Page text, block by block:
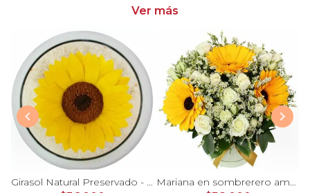
para cumpleaños
Ver más
Girasol Natural Preservado - girasol preservado en pecera vidrio con piedrecitas Mariana en sombrerero amarillo - Arreglo floral con gerberas amarillo, minirosas y limonium